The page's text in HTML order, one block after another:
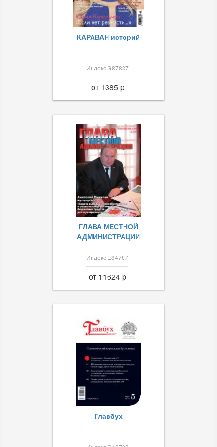
КАРАВАН историй
Индекс Э87837
от 1385 p
ГЛАВА МЕСТНОЙ
АДМИНИСТРАЦИИ
Индекс Е84787
от 11624 p
Главбух